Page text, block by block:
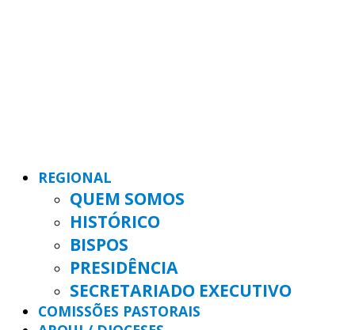
REGIONAL
QUEM SOMOS
HISTÓRICO
BISPOS
PRESIDÊNCIA
SECRETARIADO EXECUTIVO
COMISSÕES PASTORAIS